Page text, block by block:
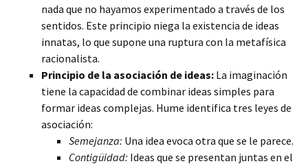
nada que no hayamos experimentado a través de los
sentidos. Este principio niega la existencia de ideas
innatas, lo que supone una ruptura con la metafísica
racionalista.
Principio de la asociación de ideas: La imaginación
tiene la capacidad de combinar ideas simples para
formar ideas complejas. Hume identifica tres leyes de
asociación:
Semejanza: Una idea evoca otra que se le parece.
Contigüidad: Ideas que se presentan juntas en el